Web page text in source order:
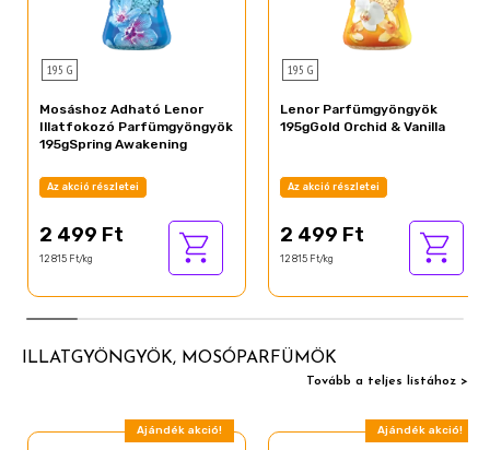
195 G
Mosáshoz Adható Lenor
Illatfokozó Parfümgyöngyök
195gSpring Awakening
Az akció részletei
2 499 Ft
12 815 Ft/kg
195 G
Lenor Parfümgyöngyök
195gGold Orchid & Vanilla
Az akció részletei
2 499 Ft
12 815 Ft/kg
ILLATGYÖNGYÖK, MOSÓPARFÜMÖK
Tovább a teljes listához >
Ajándék akció! Ajándék akció!